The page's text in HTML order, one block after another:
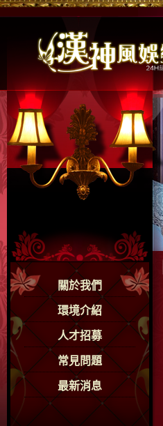
關於我們
環境介紹
人才招募
常見問題
最新消息